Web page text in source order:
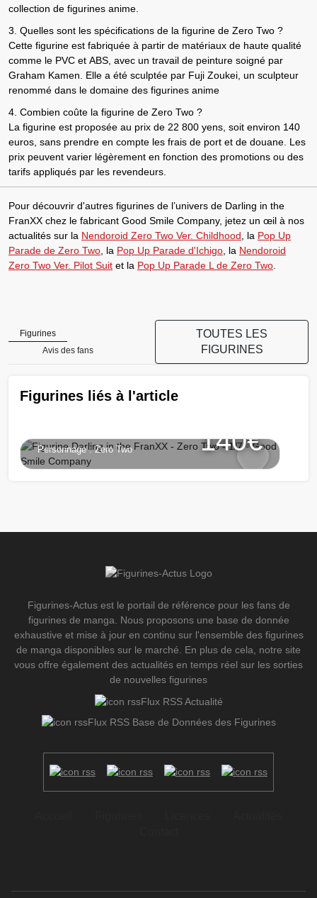
collection de figurines anime
3. Quelles sont les spécifications de la figurine de Zero Two ?
Cette figurine est fabriquée à partir de matériaux de haute qualité
comme le PVC et ABS , avec un travail de peinture soigné par
Graham Kamen . Elle a été sculptée par Fuji Zoukei , un sculpteur
renommé dans le domaine des figurines anime
4. Combien coûte la figurine de Zero Two ?
La figurine est proposée au prix de 22 800 yens , soit environ 140
euros , sans prendre en compte les frais de port et de douane. Les
prix peuvent varier légèrement en fonction des promotions ou des
tarifs appliqués par les revendeurs.
Pour découvrir d'autres figurines de l’univers de Darling in the
FranXX chez le fabricant Good Smile Company, jetez un œil à nos
actualités sur la Nendoroid Zero Two Ver. Childhood , la Pop Up
Parade de Zero Two , la Pop Up Parade d'Ichigo , la Nendoroid
Zero Two Ver. Pilot Suit et la Pop Up Parade L de Zero Two
Figurines
Avis des fans
TOUTES LES
FIGURINES
Figurines liés à l'article
140€
Figurine Darling in the FranXX
- Zero Two - 1/7 - Good Smile
Chargement...
Personnage : Zero Two
Figurines-Actus est le portail de référence pour les fans de
figurines de manga. Nous proposons une base de donnée
exhaustive et mise à jour en continu sur l'ensemble des figurines
de manga disponibles sur le marché. En plus de cela, notre site
vous offre également des actualités en temps réel sur les sorties
de nouvelles figurines
Flux RSS Actualité
Flux RSS Base de Données des Figurines